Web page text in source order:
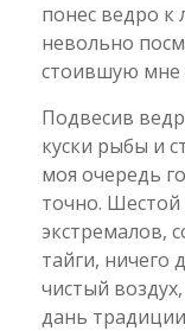
понес ведро к
невольно
стоившую мне
Подвесив
куски рыбы и
моя очередь
точно.
экстремалов,
тайги, ничего
чистый
дань